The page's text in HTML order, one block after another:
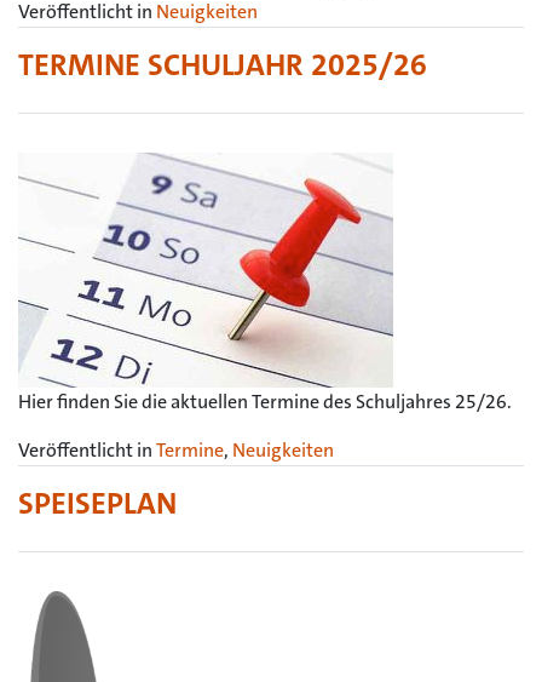
Veröffentlicht in Neuigkeiten
TERMINE SCHULJAHR 2025/26
Hier finden Sie die aktuellen Termine des Schuljahres 25/26.
Veröffentlicht inTermine, Neuigkeiten
SPEISEPLAN